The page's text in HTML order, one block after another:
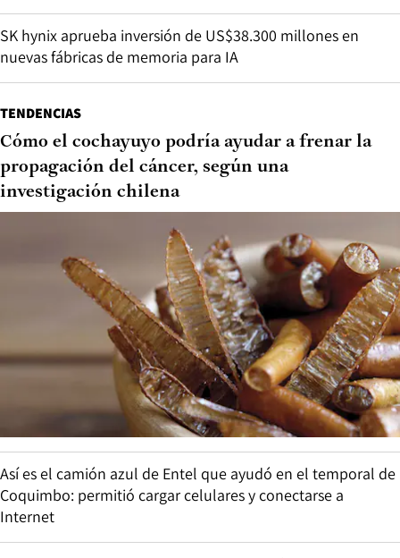
SK hynix aprueba inversión de US$38.300 millones en
nuevas fábricas de memoria para IA
TENDENCIAS
Cómo el cochayuyo podría ayudar a frenar la
propagación del cáncer, según una
investigación chilena
Así es el camión azul de Entel que ayudó en el temporal de
Coquimbo: permitió cargar celulares y conectarse a
Internet